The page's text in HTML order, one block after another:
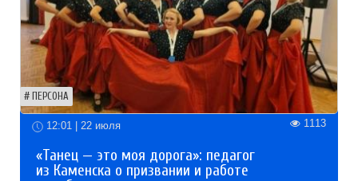
ПЕРСОНА
12:01 | 22 июля 1113
«Танец — это моя дорога»: педагог
из Каменска о призвании и работе